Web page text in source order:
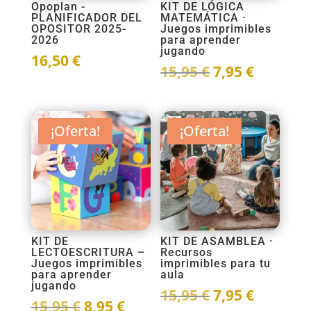
Opoplan -
PLANIFICADOR DEL
OPOSITOR 2025-
2026
16,50€
KIT DE LÓGICA
MATEMÁTICA ·
Juegos imprimibles
para aprender
jugando
15,95€El
original
era:
15,95 €.
7,95€El
actual
es:
7,95 €.
¡Oferta!
KIT DE
LECTOESCRITURA –
Juegos imprimibles
para aprender
jugando
15,95€El
8,95 €El
¡Oferta!
KIT DE ASAMBLEA ·
Recursos
imprimibles para tu
aula
15,95€El
7,95€El